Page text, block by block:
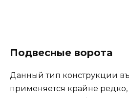
Подвесные ворота
Данный тип конструкции
применяется крайне редко,